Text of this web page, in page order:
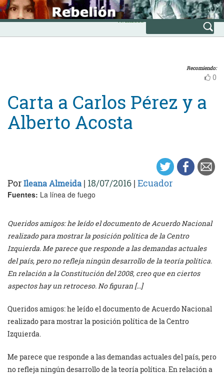
Skip
to
content
INICIO
Avanzada
Recomiendo:
0
Carta a Carlos Pérez y a
Alberto Acosta
PorIleana Almeida | 18/07/2016 | Ecuador
Fuentes: La línea de fuego
Queridos amigos: he leído el documento de Acuerdo Nacional
realizado para mostrar la posición política de la Centro
Izquierda. Me parece que responde a las demandas actuales
del país, pero no refleja ningún desarrollo de la teoría política.
En relación a la Constitución del 2008, creo que en ciertos
aspectos hay un retroceso. No figuran […]
Queridos amigos: he leído el documento de Acuerdo Nacional
realizado para mostrar la posición política de la Centro
Izquierda.
Me parece que responde a las demandas actuales del país, pero
no refleja ningún desarrollo de la teoría política. En relación a